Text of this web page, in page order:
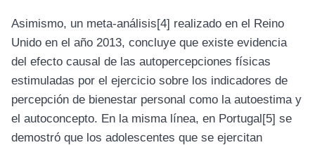
Asimismo, un meta-análisis[4] realizado en el Reino
Unido en el año 2013, concluye que existe evidencia
del efecto causal de las autopercepciones físicas
estimuladas por el ejercicio sobre los indicadores de
percepción de bienestar personal como la autoestima y
el autoconcepto. En la misma línea, en Portugal[5] se
demostró que los adolescentes que se ejercitan